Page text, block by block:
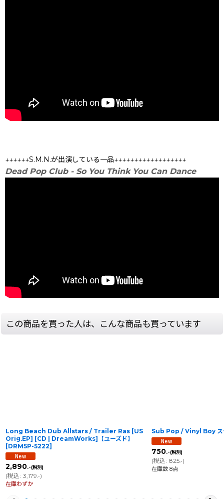
↓↓↓↓↓↓S.M.N.が出演している一品↓↓↓↓↓↓↓↓↓↓↓↓↓↓↓↓↓↓
Dead Pop Club - So You Think You Can Dance
この商品を買った人は、こんな商品も買っています
Long Beach Dub Allstars / Trailer Ras [US
Orig.EP] [CD | DreamWorks]【ユーズド】
[DRM5P-5222]
2,890.-(税別)
(税込: 3,179 .-)
在庫わずか
Sub Pop / Vinyl Boy ス
750.-(税別)
(税込: 825.-)
在庫数 8点